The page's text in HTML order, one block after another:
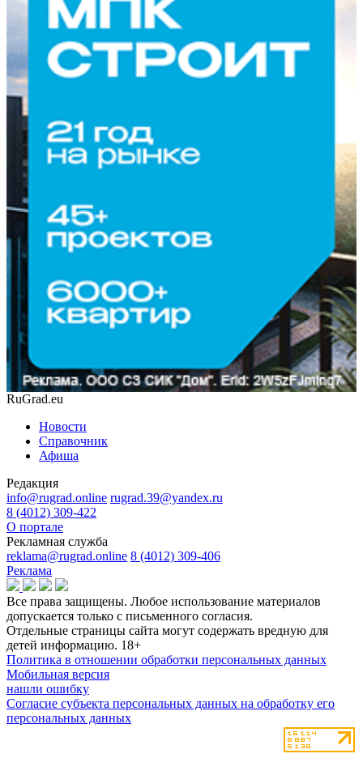
RuGrad.eu
Новости
Справочник
Афиша
Редакция
info@rugrad.online rugrad.39@yandex.ru
8 (4012) 309-422
О портале
Рекламная служба
reklama@rugrad.online 8 (4012) 309-406
Реклама
Все права защищены. Любое использование материалов
допускается только с письменного согласия.
Отдельные страницы сайта могут содержать вредную для
детей информацию. 18+
Политика в отношении обработки персональных данных
Мобильная версия
нашли ошибку
Согласие субъекта персональных данных на обработку его
персональных данных